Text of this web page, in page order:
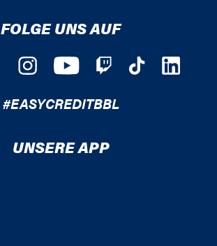
FOLGE UNS AUF
#EASYCREDITBBL
UNSERE APP